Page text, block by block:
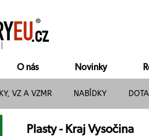
O nás Novinky
VZ A VZMR NABÍDKY
Plasty - Kraj Vysočina